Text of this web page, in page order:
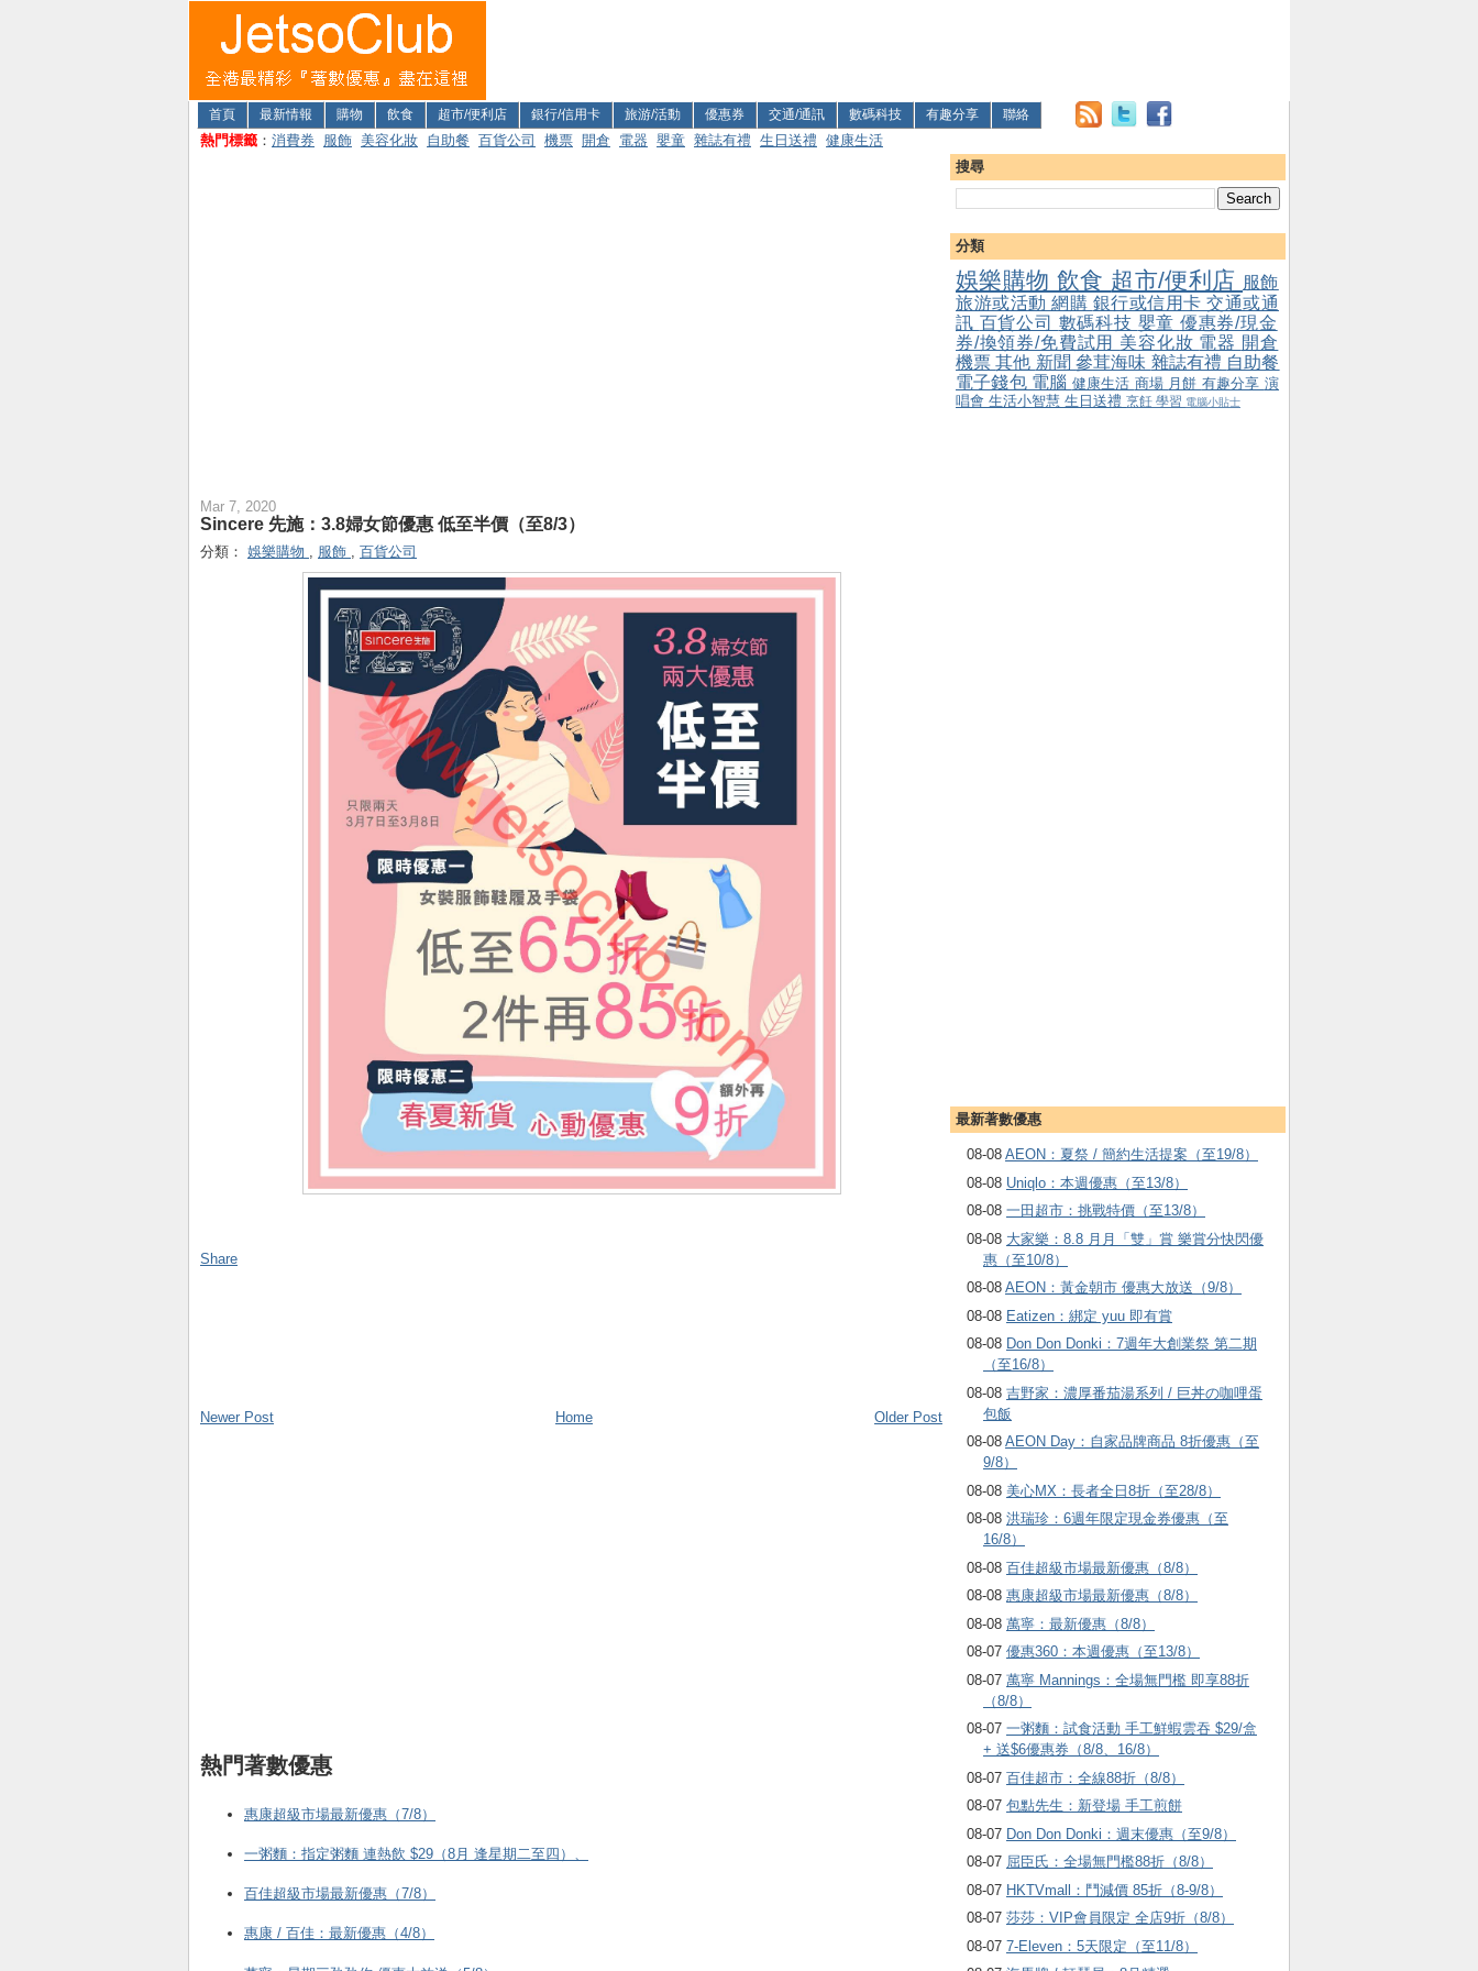
首頁 最新情報 購物 飲食 超市/便利店 銀行/信用卡 旅游/活動 優惠券 交通/通訊 數碼科技 有趣分享 聯絡
熱門標籤 ： 消費券 服飾 美容化妝 自助餐 百貨公司 機票 開倉 電器 嬰童 雜誌有禮 生日送禮 健康生活
搜尋
分類
娛樂購物 飲食 超市/便利店 服飾
旅游或活動 網購 銀行或信用卡 交通或通
訊 百貨公司 數碼科技 嬰童 優惠券/現金
券/換領券/免費試用 美容化妝 電器 開倉
機票其他 新聞參茸海味 雜誌有禮 自助餐
電子錢包 電腦 健康生活 商場 月餅 有趣分享 演
唱會 生活小智慧 生日送禮 烹飪 學習 電腦小貼士
最新著數優惠
08-08 AEON：夏祭 / 簡約生活提案（至19/8）
08-08 Uniqlo：本週優惠（至13/8）
08-08 一田超市：挑戰特價（至13/8）
08-08 大家樂：8.8 月月「雙」賞 樂賞分快閃優
惠（至10/8）
08-08 AEON：黃金朝市 優惠大放送（9/8）
08-08 Eatizen：綁定 yuu 即有賞
08-08 Don Don Donki：7週年大創業祭 第二期
（至16/8）
08-08 吉野家：濃厚番茄湯系列 / 巨丼の咖哩蛋
包飯
08-08 AEON Day：自家品牌商品 8折優惠（至
9/8）
08-08 美心MX：長者全日8折（至28/8）
08-08 洪瑞珍：6週年限定現金券優惠（至
16/8）
08-08 百佳超級市場最新優惠（8/8）
08-08 惠康超級市場最新優惠（8/8）
08-08 萬寧：最新優惠（8/8）
08-07 優惠360：本週優惠（至13/8）
08-07 萬寧 Mannings：全場無門檻 即享88折
（8/8）
08-07 一粥麵：試食活動 手工鮮蝦雲吞 $29/盒
+ 送$6優惠券（8/8、16/8）
08-07 百佳超市：全線88折（8/8）
08-07 包點先生：新登場 手工煎餅
08-07 Don Don Donki：週末優惠（至9/8）
08-07 屈臣氏：全場無門檻88折（8/8）
08-07 HKTVmall ：鬥減價 85折（8-9/8）
08-07 莎莎：VIP會員限定 全店9折（8/8）
08-07 7-Eleven：5天限定（至11/8）
Mar 7, 2020
Sincere 先施：3.8婦女節優惠 低至半價（至8/3）
分類： 娛樂購物 , 服飾 , 百貨公司
Share
Newer Post Older Post
Home
熱門著數優惠
惠康超級市場最新優惠（7/8）
一粥麵：指定粥麵 連熱飲 $29（8月 逢星期二至四）、
百佳超級市場最新優惠（7/8）
惠康 / 百佳：最新優惠（4/8）